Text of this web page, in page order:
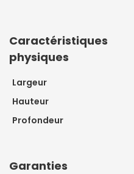
Caractéristiques
physiques
Largeur
Hauteur
Profondeur
Garanties